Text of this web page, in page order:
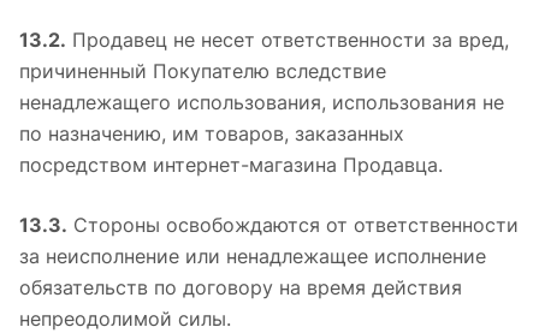
13.2. Продавец не несет ответственности за вред,
причиненный Покупателю вследствие
ненадлежащего использования, использования не
по назначению, им товаров, заказанных
посредством интернет-магазина Продавца.
13.3. Стороны освобождаются от ответственности
за неисполнение или ненадлежащее исполнение
обязательств по договору на время действия
непреодолимой силы.